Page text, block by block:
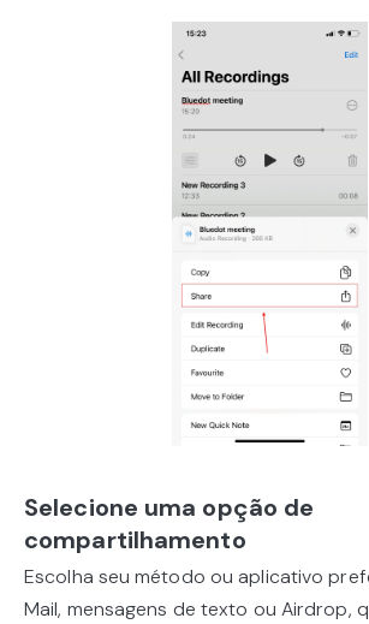
Selecione uma opção de
compartilhamento
Escolha seu método ou aplicativo
Mail, mensagens de texto ou Airdrop,